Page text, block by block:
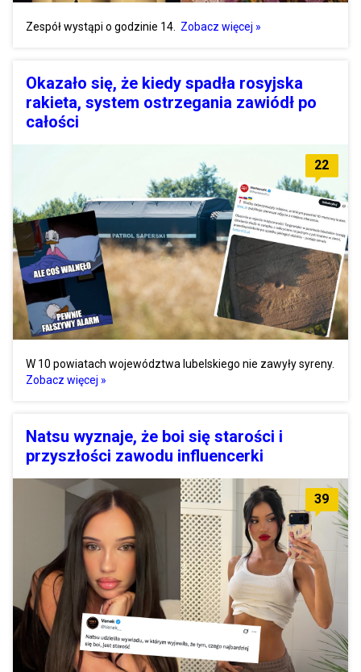
Zespół wystąpi o godzinie 14. Zobacz więcej »
Okazało się, że kiedy spadła rosyjska
rakieta, system ostrzegania zawiódł po
całości
22
W 10 powiatach województwa lubelskiego nie zawyły syreny.
Zobacz więcej »
Natsu wyznaje, że boi się starości i
przyszłości zawodu influencerki
39